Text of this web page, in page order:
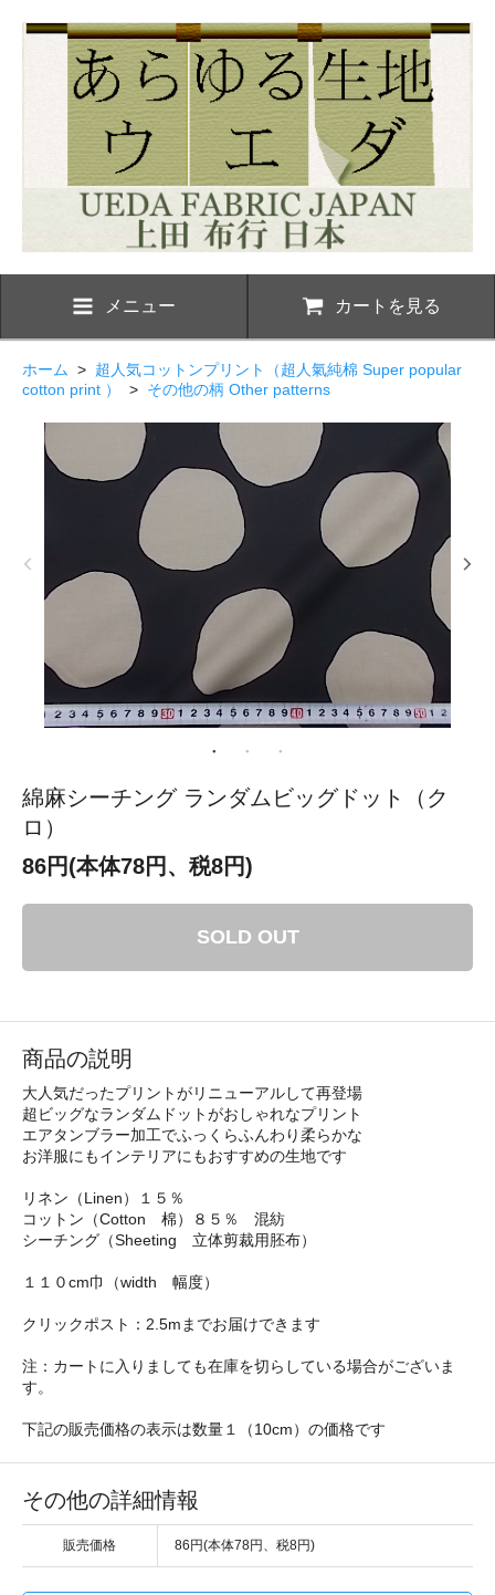
メニュー カートを見る
ホーム > 超人気コットンプリント（超人氣純棉 Super popular
cotton print ）
> その他の柄 Other patterns
綿麻シーチング ランダムビッグドット（ク
ロ）
86円(本体78円、税8円)
SOLD OUT
商品の説明
大人気だったプリントがリニューアルして再登場
超ビッグなランダムドットがおしゃれなプリント
エアタンブラー加工でふっくらふんわり柔らかな
お洋服にもインテリアにもおすすめの生地です
リネン（Linen）１５％
コットン（Cotton 棉）８５％ 混紡
シーチング（Sheeting 立体剪裁用胚布）
１１０cm巾（width 幅度）
クリックポスト：2.5mまでお届けできます
注：カートに入りましても在庫を切らしている場合がございま
す。
下記の販売価格の表示は数量１（10cm）の価格です
その他の詳細情報
販売価格 86円(本体78円、税8円)